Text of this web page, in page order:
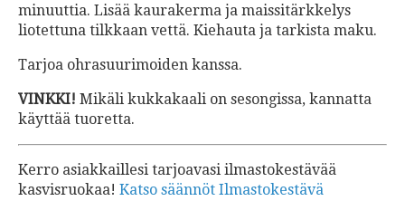
minuuttia. Lisää kaurakerma ja maissitärkkelys
liotettuna tilkkaan vettä. Kiehauta ja tarkista maku.
Tarjoa ohrasuurimoiden kanssa.
VINKKI! Mikäli kukkakaali on sesongissa, kannatta
käyttää tuoretta.
Kerro asiakkaillesi tarjoavasi ilmastokestävää
kasvisruokaa! Katso säännöt Ilmastokestävä